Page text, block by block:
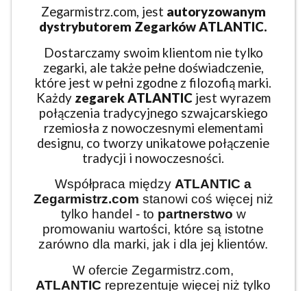
Zegarmistrz.com, jest autoryzowanym
dystrybutorem Zegarków ATLANTIC.
Dostarczamy swoim klientom nie tylko
zegarki, ale także pełne doświadczenie,
które jest w pełni zgodne z filozofią marki.
Każdy zegarek ATLANTIC jest wyrazem
połączenia tradycyjnego szwajcarskiego
rzemiosła z nowoczesnymi elementami
designu, co tworzy unikatowe połączenie
tradycji i nowoczesności.
Współpraca między ATLANTIC a
Zegarmistrz.com stanowi coś więcej niż
tylko handel - to partnerstwo w
promowaniu wartości, które są istotne
zarówno dla marki, jak i dla jej klientów.
W ofercie Zegarmistrz.com,
ATLANTIC reprezentuje więcej niż tylko